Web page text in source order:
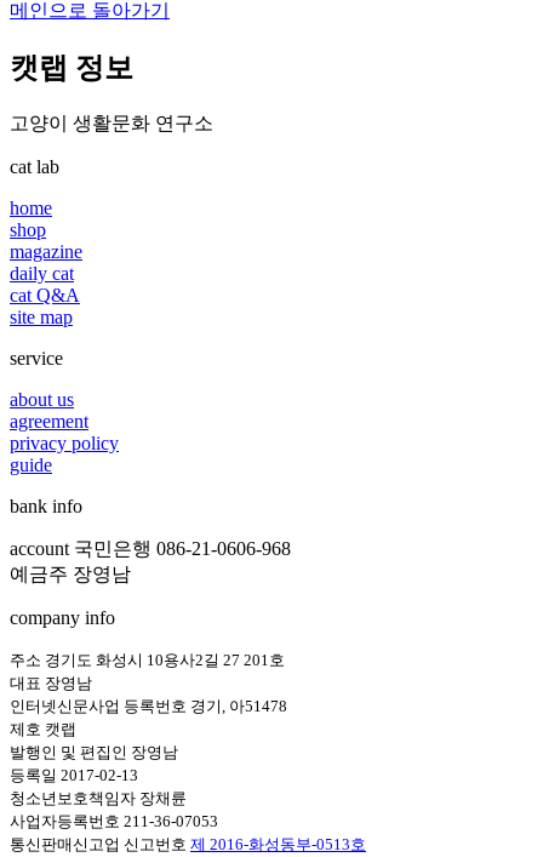
메인으로 돌아가기
캣랩 정보
고양이 생활문화 연구소
cat lab
home
shop
magazine
daily cat
cat Q&A
site map
service
about us
agreement
privacy policy
guide
bank info
account 국민은행 086-21-0606-968
예금주 장영남
company info
주소 경기도 화성시 10용사2길 27 201호
대표 장영남
인터넷신문사업 등록번호 경기, 아51478
제호 캣랩
발행인 및 편집인 장영남
등록일 2017-02-13
청소년보호책임자 장채륜
사업자등록번호 211-36-07053
통신판매신고업 신고번호 제 2016-화성동부-0513호